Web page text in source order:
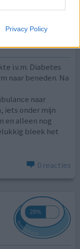
Privacy Policy
i.v.m. Diabetes
naar beneden. Na
naar
iets onder mijn
en alleen nog
bleek het
0 reacties